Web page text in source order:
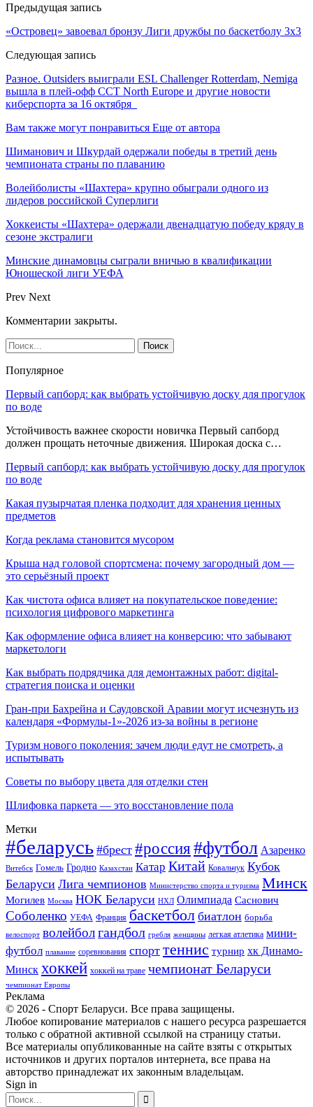
Предыдущая запись
«Островец» завоевал бронзу Лиги дружбы по баскетболу 3х3
Следующая запись
Разное. Outsiders выиграли ESL Challenger Rotterdam, Nemiga
вышла в плей-офф CCT North Europe и другие новости
киберспорта за 16 октября
Вам также могут понравиться Еще от автора
Шиманович и Шкурдай одержали победы в третий день
чемпионата страны по плаванию
Волейболисты «Шахтера» крупно обыграли одного из
лидеров российской Суперлиги
Хоккеисты «Шахтера» одержали двенадцатую победу кряду в
сезоне экстралиги
Минские динамовцы сыграли вничью в квалификации
Юношеской лиги УЕФА
Prev Next
Комментарии закрыты.
Популярное
Первый сапборд: как выбрать устойчивую доску для прогулок
по воде
Устойчивость важнее скорости новичка Первый сапборд
должен прощать неточные движения. Широкая доска с…
Первый сапборд: как выбрать устойчивую доску для прогулок
по воде
Какая пузырчатая пленка подходит для хранения ценных
предметов
Когда реклама становится мусором
Крыша над головой спортсмена: почему загородный дом —
это серьёзный проект
Как чистота офиса влияет на покупательское поведение:
психология цифрового маркетинга
Как оформление офиса влияет на конверсию: что забывают
маркетологи
Как выбрать подрядчика для демонтажных работ: digital-
стратегия поиска и оценки
Гран-при Бахрейна и Саудовской Аравии могут исчезнуть из
календаря «Формулы-1»-2026 из-за войны в регионе
Туризм нового поколения: зачем люди едут не смотреть, а
испытывать
Советы по выбору цвета для отделки стен
Шлифовка паркета — это восстановление пола
Метки
#беларусь #брест #россия#футбол Азаренко
Витебск Гомель Гродно Казахстан Катар Китай Ковальчук Кубок
Беларуси Лига чемпионов Министерство спорта и туризма Минск
Могилев Москва НОК Беларуси НХЛ Олимпиада Саснович
Соболенко УЕФА Франция баскетбол биатлон борьба
велоспорт волейболгандбол гребля женщины легкая атлетика мини-
футбол плавание соревнования спорт теннис турнир хк Динамо-
Минск хоккей хоккей на траве чемпионат Беларуси
чемпионат Европы
Реклама
© 2026 - Спорт Беларуси. Все права защищены.
Любое копирование материалов с нашего ресурса разрешается
только с обратной активной ссылкой на страницу статьи.
Все материалы опубликованные на сайте взяты с открытых
источников и других порталов интернета, все права на
авторство принадлежат их законным владельцам.
Sign in